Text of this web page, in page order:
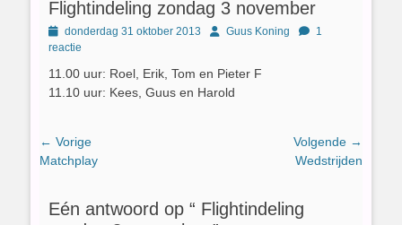
Flightindeling zondag 3 november
Geplaatst
op
donderdag 31 oktober 2013 AuthorGuus Koning
1
reactie
11.00 uur: Roel, Erik, Tom en Pieter F
11.10 uur: Kees, Guus en Harold
Bericht
navigatie
← Vorige
Vorig
Matchplay
Volgende →
Wedstrijden
Eén antwoord op “ Flightindeling